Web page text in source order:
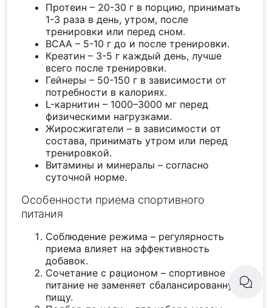
Протеин – 20-30 г в порцию, принимать
1-3 раза в день, утром, после
тренировки или перед сном.
BCAA – 5-10 г до и после тренировки.
Креатин – 3-5 г каждый день, лучше
всего после тренировки.
Гейнеры – 50-150 г в зависимости от
потребности в калориях.
L-карнитин – 1000–3000 мг перед
физическими нагрузками.
Жиросжигатели – в зависимости от
состава, принимать утром или перед
тренировкой.
Витамины и минералы – согласно
суточной норме.
Особенности приема спортивного
питания
Соблюдение режима – регулярность
приема влияет на эффективность
добавок.
Сочетание с рационом – спортивное
питание не заменяет сбалансированную
пищу.